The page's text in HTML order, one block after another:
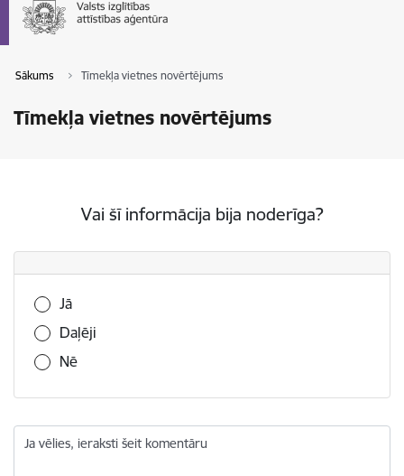
Sākums Tīmekļa vietnes novērtējums
Tīmekļa vietnes novērtējums
Vai šī informācija bija noderīga?
Vai šī informācija bija noderīga?
Jā
Daļēji
Nē
Ja vēlies, ieraksti šeit komentāru